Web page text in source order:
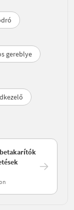
gereblye
betakarítók